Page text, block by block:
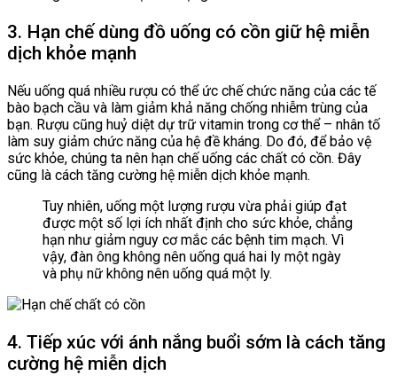
3. Hạn chế dùng đồ uống có cồn giữ hệ miễn
dịch khỏe mạnh
Nếu uống quá nhiều rượu có thể ức chế chức năng của các tế
bào bạch cầu và làm giảm khả năng chống nhiễm trùng của
bạn. Rượu cũng huỷ diệt dự trữ vitamin trong cơ thể – nhân tố
làm suy giảm chức năng của hệ đề kháng. Do đó, để bảo vệ
sức khỏe, chúng ta nên hạn chế uống các chất có cồn. Đây
cũng là cách tăng cường hệ miễn dịch khỏe mạnh.
Tuy nhiên, uống một lượng rượu vừa phải giúp đạt
được một số lợi ích nhất định cho sức khỏe, chẳng
hạn như giảm nguy cơ mắc các bệnh tim mạch. Vì
vậy, đàn ông không nên uống quá hai ly một ngày
và phụ nữ không nên uống quá một ly.
4. Tiếp xúc với ánh nắng buổi sớm là cách tăng
cường hệ miễn dịch